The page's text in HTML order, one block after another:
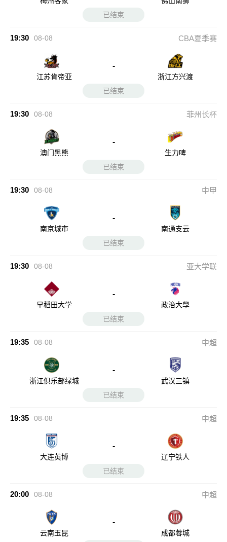
已结束
19:30 08-08 CBA夏季赛
江苏肯帝亚
-
浙江方兴渡
已结束
19:30 08-08 菲州长杯
澳门黑熊
-
生力啤
已结束
19:30 08-08 中甲
南京城市
-
南通支云
已结束
19:30 08-08 亚大学联
早稻田大学
-
政治大學
已结束
19:35 08-08 中超
浙江俱乐部绿城
-
武汉三镇
已结束
19:35 08-08 中超
大连英博
-
辽宁铁人
已结束
20:00 08-08 中超
云南玉昆
-
成都蓉城